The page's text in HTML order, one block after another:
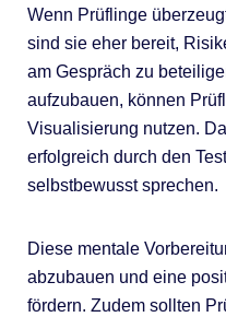
Wenn Prüflinge
sind sie eher bereit,
am Gespräch zu
aufzubauen, können
Visualisierung nutzen.
erfolgreich durch den
selbstbewusst sprechen.
Diese mentale
abzubauen und eine
fördern. Zudem sollten